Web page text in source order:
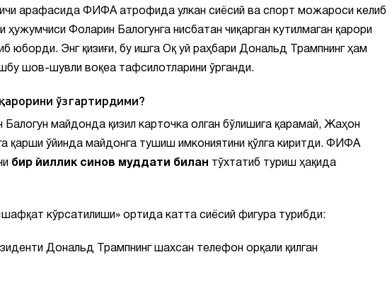
арафасида ФИФА атрофида улкан сиёсий ва спорт можароси келиб
Фоларин Балогунга нисбатан чиқарган кутилмаган қарори
юборди. Энг қизиғи, бу ишга Оқ уй раҳбари Дональд Трампнинг ҳам
шов-шувли воқеа тафсилотларини ўрганди.
ўзгартирдими?
майдонда қизил карточка олган бўлишига қарамай, Жаҳон
қарши ўйинда майдонга тушиш имкониятини қўлга киритди. ФИФА
бир йиллик синов муддати билан тўхтатиб туриш ҳақида
кўрсатилиши» ортида катта сиёсий фигура турибди:
Дональд Трампнинг шахсан телефон орқали қилган